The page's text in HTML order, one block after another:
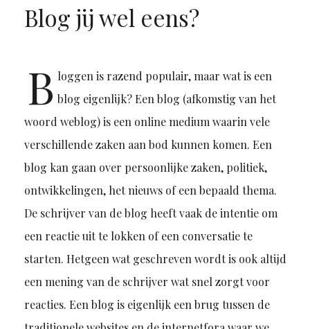
Blog jij wel eens?
B loggen is razend populair, maar wat is een
blog eigenlijk? Een blog (afkomstig van het
woord weblog) is een online medium waarin vele
verschillende zaken aan bod kunnen komen. Een
blog kan gaan over persoonlijke zaken, politiek,
ontwikkelingen, het nieuws of een bepaald thema.
De schrijver van de blog heeft vaak de intentie om
een reactie uit te lokken of een conversatie te
starten. Hetgeen wat geschreven wordt is ook altijd
een mening van de schrijver wat snel zorgt voor
reacties. Een blog is eigenlijk een brug tussen de